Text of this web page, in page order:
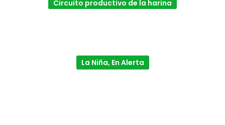
Circuito productivo de la harina
La Niña, En Alerta